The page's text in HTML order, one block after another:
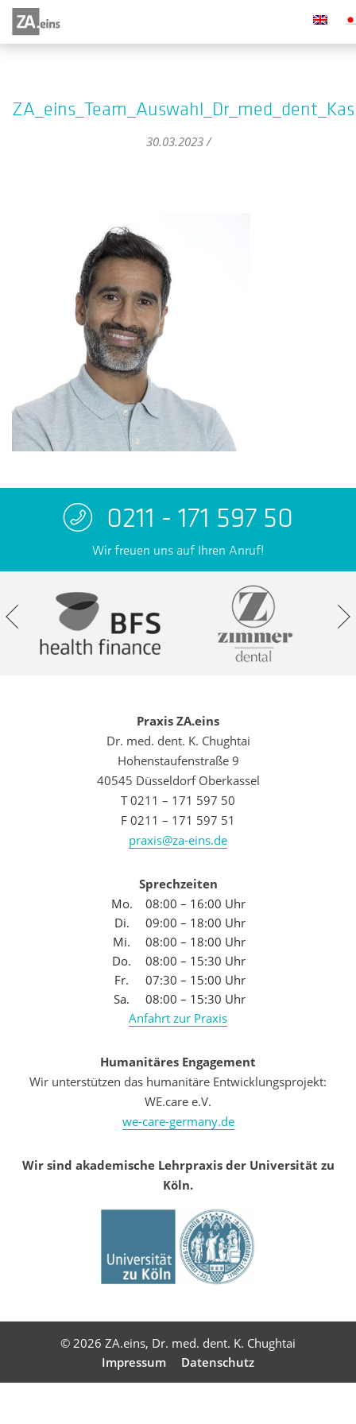
30.03.2023 /
0211 - 171 597 50
Wir freuen uns auf Ihren Anruf!
Praxis ZA.eins
Dr. med. dent. K. Chughtai
Hohenstaufenstraße 9
40545 Düsseldorf Oberkassel
T 0211 – 171 597 50
F 0211 – 171 597 51
praxis@za-eins.de
Sprechzeiten
Mo.
08:00 – 16:00 Uhr
Di.
09:00 – 18:00 Uhr
Mi.
08:00 – 18:00 Uhr
Do.
08:00 – 15:30 Uhr
Fr.
07:30 – 15:00 Uhr
Sa.
08:00 – 15:30 Uhr
Anfahrt zur Praxis
Humanitäres Engagement
Wir unterstützen das humanitäre Entwicklungsprojekt:
WE.care e.V.
we-care-germany.de
Wir sind akademische Lehrpraxis der Universität zu
Köln.
© 2026 ZA.eins, Dr. med. dent. K. Chughtai
Impressum
Datenschutz